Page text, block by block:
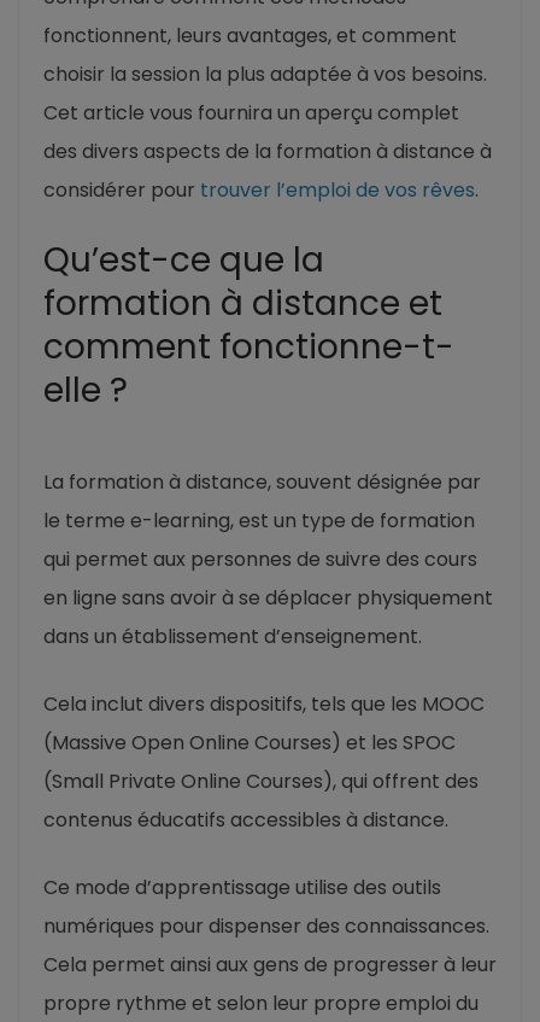
fonctionnent, leurs avantages, et comment
choisir la session la plus adaptée à vos besoins.
Cet article vous fournira un aperçu complet
des divers aspects de la formation à distance à
considérer pour trouver l’emploi de vos rêves.
Qu’est-ce que la
formation à distance et
comment fonctionne-t-
elle ?
La formation à distance, souvent désignée par
le terme e-learning, est un type de formation
qui permet aux personnes de suivre des cours
en ligne sans avoir à se déplacer physiquement
dans un établissement d’enseignement.
Cela inclut divers dispositifs, tels que les MOOC
(Massive Open Online Courses) et les SPOC
(Small Private Online Courses), qui offrent des
contenus éducatifs accessibles à distance.
Ce mode d’apprentissage utilise des outils
numériques pour dispenser des connaissances.
Cela permet ainsi aux gens de progresser à leur
propre rythme et selon leur propre emploi du